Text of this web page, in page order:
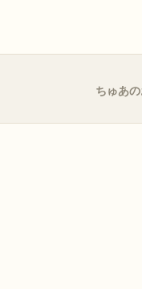
ちゅあ